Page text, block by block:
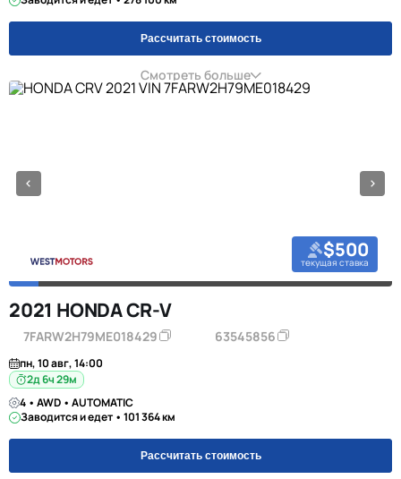
Рассчитать стоимость
Смотреть больше
$500
текущая ставка
2021 HONDA CR-V
7FARW2H79ME018429 63545856
пн, 10 авг, 14:00
2д 6ч 29м
4 • AWD • AUTOMATIC
Заводится и едет • 101 364 км
Рассчитать стоимость